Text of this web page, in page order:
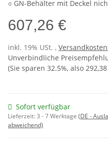
○ GN-Behälter mit Deckel
607,26 €
inkl. 19% USt. ,
Unverbindliche
(Sie sparen 32.5%, also
Sofort verfügbar
Lieferzeit:3 - 7 Werktage (DE -
abweichend)